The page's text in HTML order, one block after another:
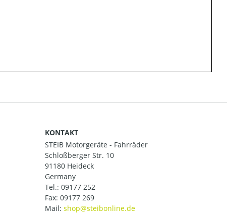
KONTAKT
STEIB Motorgeräte - Fahrräder
Schloßberger Str. 10
91180 Heideck
Germany
Tel.: 09177 252
Fax: 09177 269
Mail: